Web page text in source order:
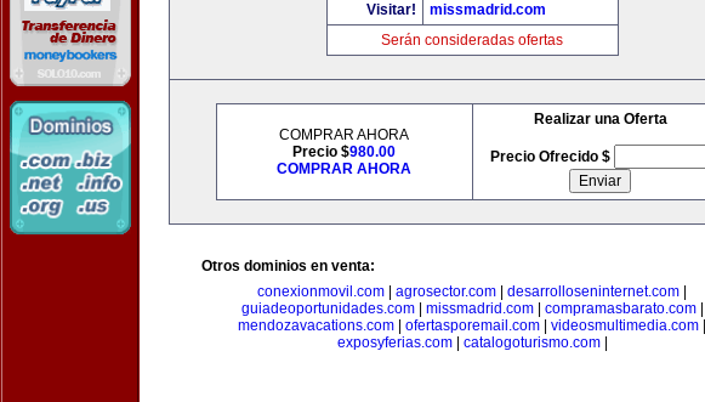
Visitar!
missmadrid.com
Serán consideradas ofertas
COMPRAR AHORA
Precio $980.00
COMPRAR AHORA
Realizar una Oferta
Precio Ofrecido $
Otros dominios en venta:
conexionmovil.com
agrosector.com desarrolloseninternet.com
guiadeoportunidades.com| missmadrid.com| compramasbarato.com|
mendozavacations.com
ofertasporemail.com videosmultimedia.com
exposyferias.com| catalogoturismo.com|